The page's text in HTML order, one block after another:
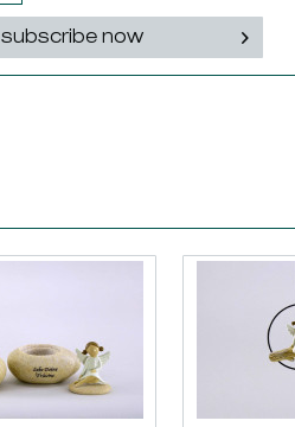
subscribe now